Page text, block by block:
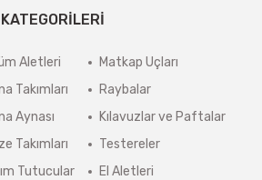
Aletleri
Takımları
Aynası
Takımları
Tutucular
Matkap Uçları
Raybalar
Kılavuzlar ve Paftalar
Testereler
El Aletleri